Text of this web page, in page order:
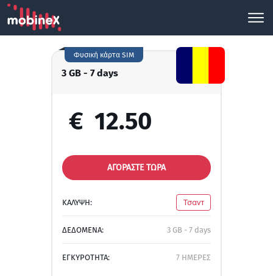
3 GB - 7 days
Φυσική κάρτα SIM
€ 12.50
ΑΓΟΡΑΣΤΕ ΤΩΡΑ
ΚΑΛΥΨΗ: Τσαντ
ΔΕΔΟΜΕΝΑ: 3 GB - 7 days
ΕΓΚΥΡΟΤΗΤΑ: 7 ΗΜΕΡΕΣ